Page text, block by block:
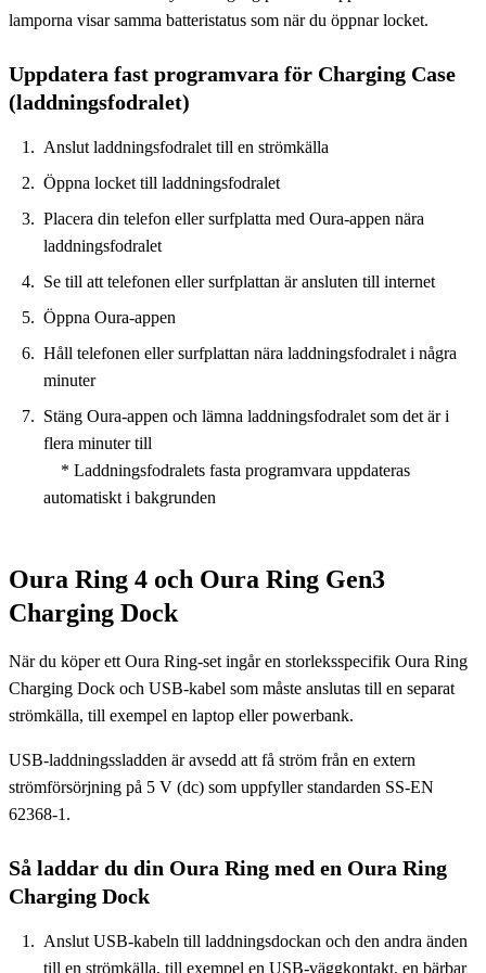
lamporna visar samma batteristatus som när du öppnar locket.
Uppdatera fast programvara för Charging Case
(laddningsfodralet)
Anslut laddningsfodralet till en strömkälla
Öppna locket till laddningsfodralet
Placera din telefon eller surfplatta med Oura-appen nära
laddningsfodralet
Se till att telefonen eller surfplattan är ansluten till internet
Öppna Oura-appen
Håll telefonen eller surfplattan nära laddningsfodralet i några
minuter
Stäng Oura-appen och lämna laddningsfodralet som det är i
flera minuter till
* Laddningsfodralets fasta programvara uppdateras
automatiskt i bakgrunden
Oura Ring 4 och Oura Ring Gen3
Charging Dock
När du köper ett Oura Ring-set ingår en storleksspecifik Oura Ring
Charging Dock och USB-kabel som måste anslutas till en separat
strömkälla, till exempel en laptop eller powerbank.
USB-laddningssladden är avsedd att få ström från en extern
strömförsörjning på 5 V (dc) som uppfyller standarden SS-EN
62368-1.
Så laddar du din Oura Ring med en Oura Ring
Charging Dock
Anslut USB-kabeln till laddningsdockan och den andra änden
till en strömkälla, till exempel en USB-väggkontakt, en bärbar